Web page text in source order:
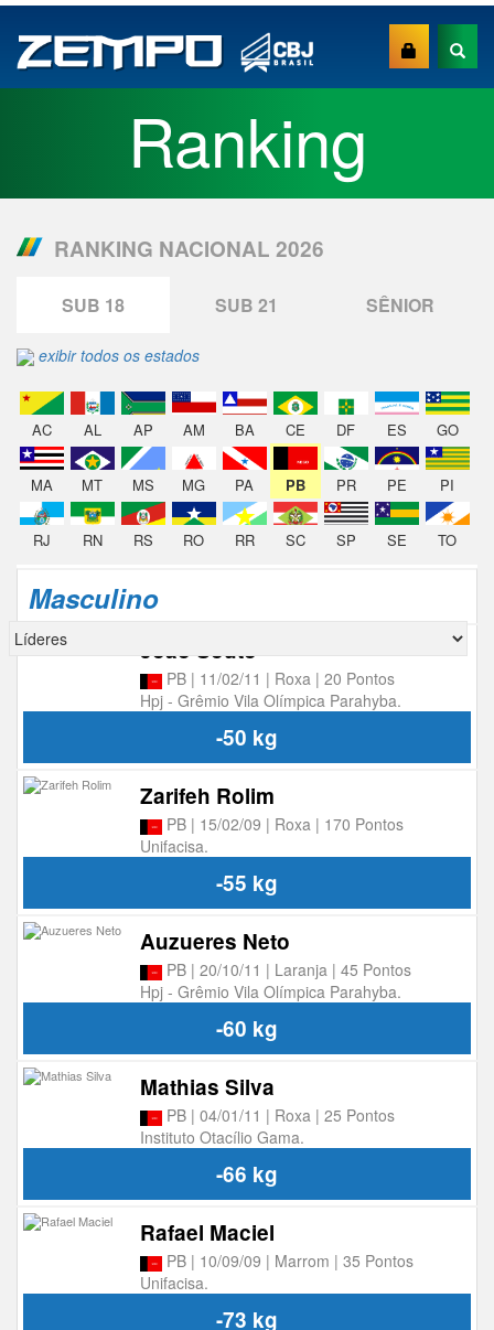
Ranking
RANKING NACIONAL 2026
SUB 18 SUB 21 SÊNIOR
exibir todos os estados
AC AL AP AM BA CE DF ES GO
MA MT MS MG PA PB PR PE PI
RJ RN RS RO RR SC SP SE TO
Masculino
João Souto
PB | 11/02/11 | Roxa | 20 Pontos
Hpj - Grêmio Vila Olímpica Parahyba.
-50 kg
Zarifeh Rolim
PB | 15/02/09 | Roxa | 170 Pontos
Unifacisa.
-55 kg
Auzueres Neto
PB | 20/10/11 | Laranja | 45 Pontos
Hpj - Grêmio Vila Olímpica Parahyba.
-60 kg
Mathias Silva
PB | 04/01/11 | Roxa | 25 Pontos
Instituto Otacílio Gama.
-66 kg
Rafael Maciel
PB | 10/09/09 | Marrom | 35 Pontos
Unifacisa.
-73 kg